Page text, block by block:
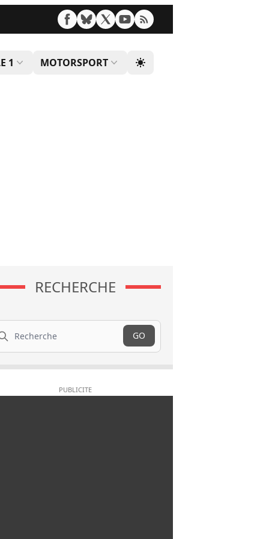
1 MOTORSPORT
RECHERCHE
GO